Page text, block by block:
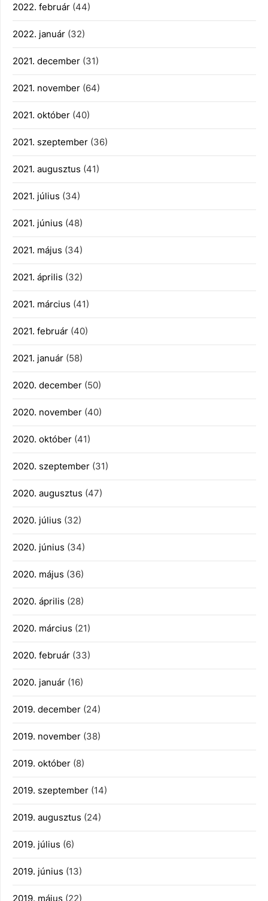
2022. február (44)
2022. január (32)
2021. december (31)
2021. november (64)
2021. október (40)
2021. szeptember (36)
2021. augusztus (41)
2021. július (34)
2021. június (48)
2021. május (34)
2021. április (32)
2021. március (41)
2021. február (40)
2021. január (58)
2020. december (50)
2020. november (40)
2020. október (41)
2020. szeptember (31)
2020. augusztus (47)
2020. július (32)
2020. június (34)
2020. május (36)
2020. április (28)
2020. március (21)
2020. február (33)
2020. január (16)
2019. december (24)
2019. november (38)
2019. október (8)
2019. szeptember (14)
2019. augusztus (24)
2019. július (6)
2019. június (13)
2019. május (22)